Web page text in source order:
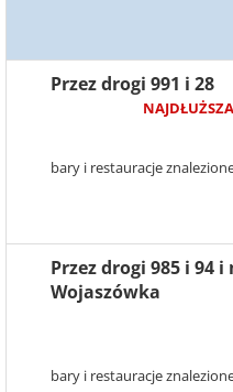
Przez drogi 991 i 28
NAJDŁUŻSZA
bary i restauracje
Przez drogi 985 i 94
Wojaszówka
bary i restauracje